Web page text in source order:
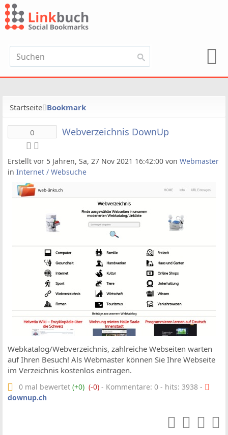
Startseite Bookmark
0 Webverzeichnis DownUp
Erstellt vor 5 Jahren, Sa, 27 Nov 2021 16:42:00 von Webmaster
in Internet / Websuche
Webkatalog/Webverzeichnis, zahlreiche Webseiten warten
auf Ihren Besuch! Als Webmaster können Sie Ihre Webseite
im Verzeichnis kostenlos eintragen.
0 mal bewertet (+0) (-0) - Kommentare: 0 - hits: 3938 -
downup.ch